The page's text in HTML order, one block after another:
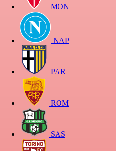
MON
NAP
PAR
ROM
SAS